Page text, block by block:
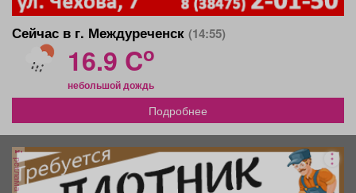
Сейчас в г. Междуреченск (14:55)
16.9 Co
небольшой дождь
Подробнее
реклама